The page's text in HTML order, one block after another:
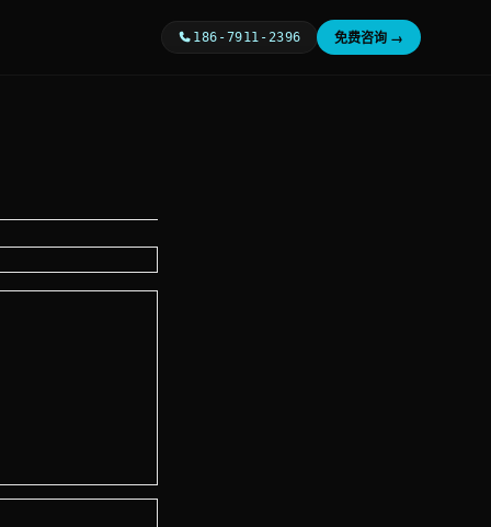
186-7911-2396 免费咨询 →
品牌官网定制 · 现场图2